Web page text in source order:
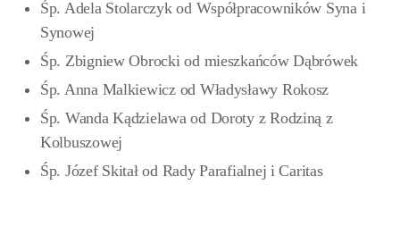
Śp. Adela Stolarczyk od Współpracowników Syna i
Synowej
Śp. Zbigniew Obrocki od mieszkańców Dąbrówek
Śp. Anna Malkiewicz od Władysławy Rokosz
Śp. Wanda Kądzielawa od Doroty z Rodziną z
Kolbuszowej
Śp. Józef Skitał od Rady Parafialnej i Caritas